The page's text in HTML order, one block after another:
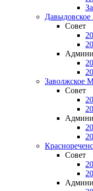
Совет
Заволжское
Совет
Совет